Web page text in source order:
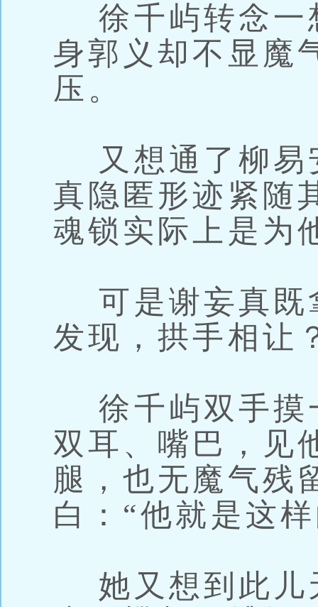
徐千屿转念一
身郭义却不显魔
压。
又想通了柳易
真隐匿形迹紧随
魂锁实际上是为
可是谢妄真既
发现，拱手相让
徐千屿双手摸
双耳、嘴巴，见
腿，也无魔气残
白：“他就是这
她又想到此儿